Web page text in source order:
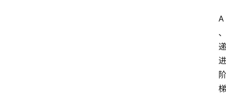
A
、
递
进
阶
梯